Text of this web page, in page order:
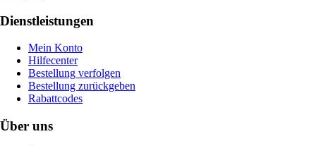
Dienstleistungen
Mein Konto
Hilfecenter
Bestellung verfolgen
Bestellung zurückgeben
Rabattcodes
Über uns